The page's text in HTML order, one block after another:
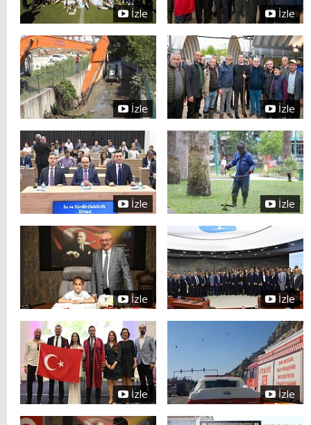
İzle İzle
İzle İzle
İzle İzle
İzle İzle
İzle İzle